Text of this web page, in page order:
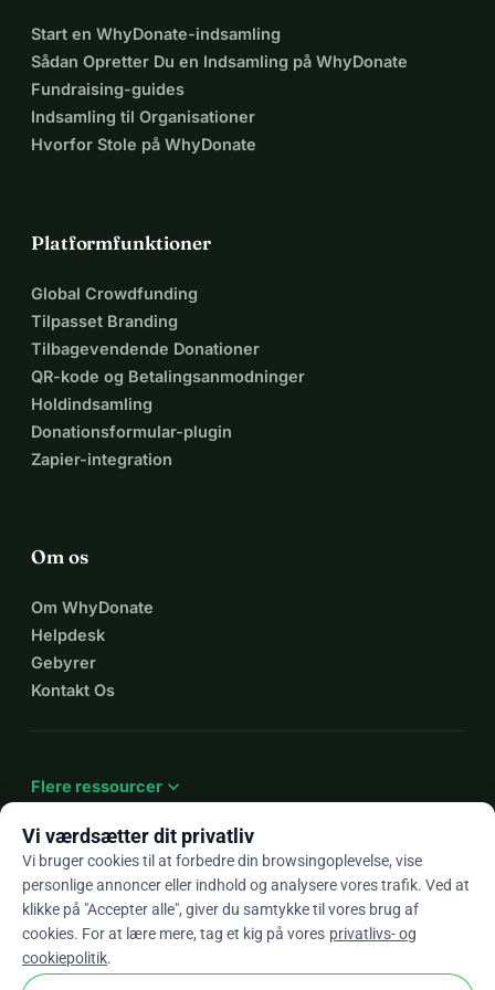
Start en WhyDonate-indsamling
Sådan Opretter Du en Indsamling på WhyDonate
Fundraising-guides
Indsamling til Organisationer
Hvorfor Stole på WhyDonate
Platformfunktioner
Global Crowdfunding
Tilpasset Branding
Tilbagevendende Donationer
QR-kode og Betalingsanmodninger
Holdindsamling
Donationsformular-plugin
Zapier-integration
Om os
Om WhyDonate
Helpdesk
Gebyrer
Kontakt Os
Flere ressourcer expand_more
Daarrow_drop_down
★★★★★4,9 / 5 baseret på 500+ anmeldelser
Vi værdsætter dit privatliv
Vi bruger cookies til at forbedre din browsingoplevelse, vise
personlige annoncer eller indhold og analysere vores trafik. Ved at
klikke på "Accepter alle", giver du samtykke til vores brug af
cookies. For at lære mere, tag et kig på vores privatlivs- og
cookiepolitik.